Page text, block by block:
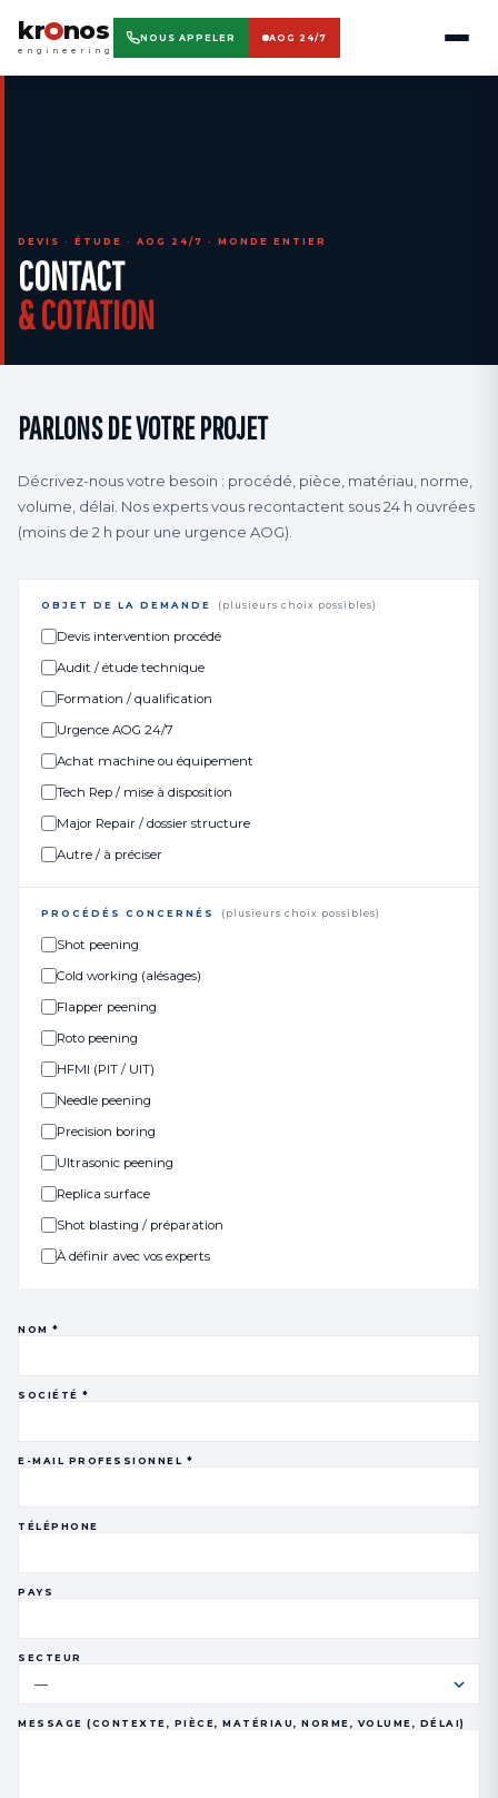
kr nos
engineering
NOUS APPELER AOG 24/7
DEVIS · ÉTUDE · AOG 24/7 · MONDE ENTIER
CONTACT
& COTATION
PARLONS DE VOTRE PROJET
Décrivez-nous votre besoin : procédé, pièce, matériau, norme,
volume, délai. Nos experts vous recontactent sous 24 h ouvrées
(moins de 2 h pour une urgence AOG).
OBJET DE LA DEMANDE (plusieurs choix possibles)
Devis intervention procédé
Audit / étude technique
Formation / qualification
Urgence AOG 24/7
Achat machine ou équipement
Tech Rep / mise à disposition
Major Repair / dossier structure
Autre / à préciser
PROCÉDÉS CONCERNÉS (plusieurs choix possibles)
Shot peening
Cold working (alésages)
Flapper peening
Roto peening
HFMI (PIT / UIT)
Needle peening
Precision boring
Ultrasonic peening
Replica surface
Shot blasting / préparation
À définir avec vos experts
NOM *
SOCIÉTÉ *
E-MAIL PROFESSIONNEL *
TÉLÉPHONE
PAYS
SECTEUR
MESSAGE (CONTEXTE, PIÈCE, MATÉRIAU, NORME, VOLUME, DÉLAI)